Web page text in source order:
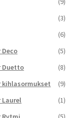
(3)
(6)
(5)
Duetto
(8)
kihlasormukset
(9)
Laurel
(1)